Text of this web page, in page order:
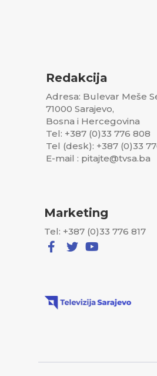
Redakcija
Adresa: Bulevar Meše
71000 Sarajevo,
Bosna i Hercegovina
Tel: +387 (0)33 776 808
Tel (desk): +387 (0)33
E-mail : pitajte@tvsa.ba
Marketing
Tel: +387 (0)33 776 817